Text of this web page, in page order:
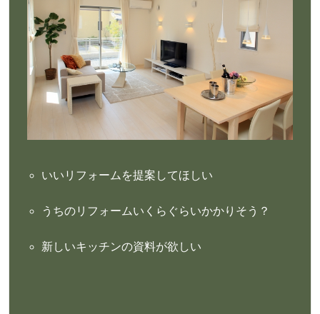
いいリフォームを提案してほしい
うちのリフォームいくらぐらいかかりそう？
新しいキッチンの資料が欲しい